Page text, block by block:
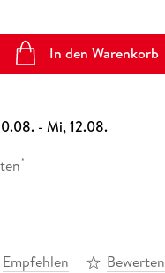
In den Warenkorb
- Mi, 12.08.
*
Empfehlen Bewerten